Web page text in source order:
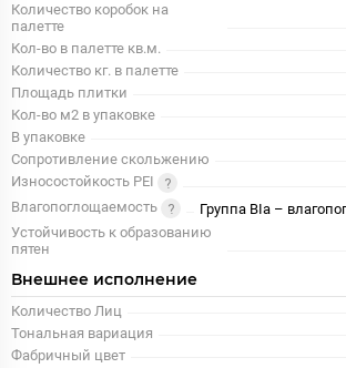
Количество коробок на
палетте
Кол-во в палетте кв.м.
Количество кг. в палетте
Площадь плитки
Кол-во м2 в упаковке
В упаковке
Сопротивление скольжению
Износостойкость PEI
Влагопоглощаемость
Группа BIa –
Устойчивость к образованию
пятен
Внешнее исполнение
Количество Лиц
Тональная вариация
Фабричный цвет